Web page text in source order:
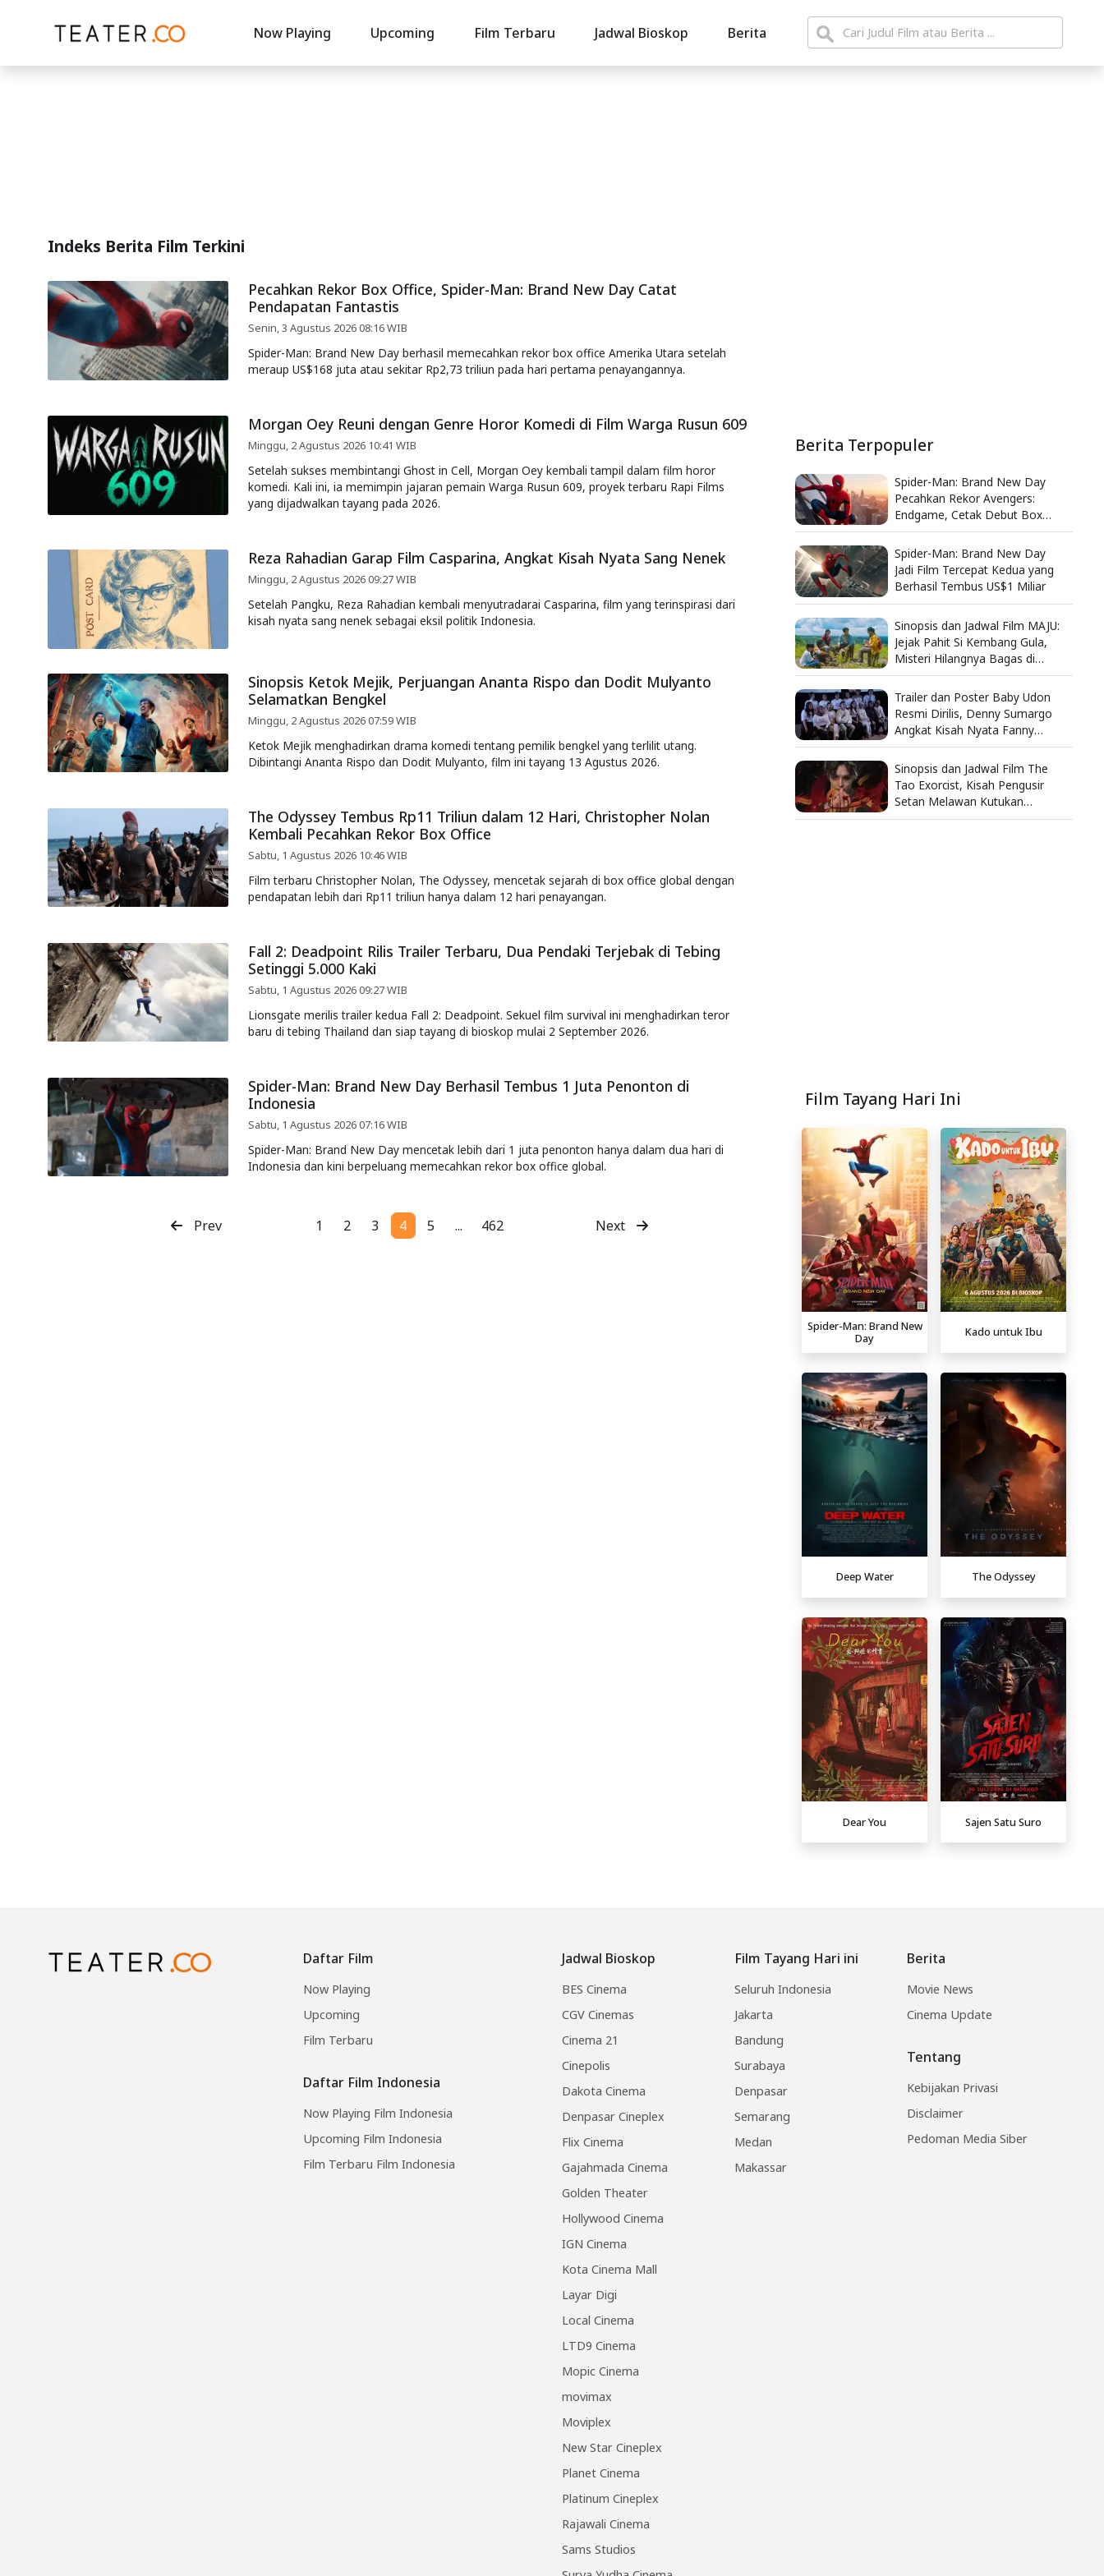
Now Playing Upcoming Film Terbaru Jadwal Bioskop Berita
Indeks Berita Film Terkini
Pecahkan Rekor Box Office, Spider-Man: Brand New Day Catat
Pendapatan Fantastis
Senin, 3 Agustus 2026 08:16 WIB
Spider-Man: Brand New Day berhasil memecahkan rekor box office Amerika Utara setelah
meraup US$168 juta atau sekitar Rp2,73 triliun pada hari pertama penayangannya.
Morgan Oey Reuni dengan Genre Horor Komedi di Film Warga Rusun 609
Minggu, 2 Agustus 2026 10:41 WIB
Setelah sukses membintangi Ghost in Cell, Morgan Oey kembali tampil dalam film horor
komedi. Kali ini, ia memimpin jajaran pemain Warga Rusun 609, proyek terbaru Rapi Films
yang dijadwalkan tayang pada 2026.
Reza Rahadian Garap Film Casparina, Angkat Kisah Nyata Sang Nenek
Minggu, 2 Agustus 2026 09:27 WIB
Setelah Pangku, Reza Rahadian kembali menyutradarai Casparina, film yang terinspirasi dari
kisah nyata sang nenek sebagai eksil politik Indonesia.
Sinopsis Ketok Mejik, Perjuangan Ananta Rispo dan Dodit Mulyanto
Selamatkan Bengkel
Minggu, 2 Agustus 2026 07:59 WIB
Ketok Mejik menghadirkan drama komedi tentang pemilik bengkel yang terlilit utang.
Dibintangi Ananta Rispo dan Dodit Mulyanto, film ini tayang 13 Agustus 2026.
The Odyssey Tembus Rp11 Triliun dalam 12 Hari, Christopher Nolan
Kembali Pecahkan Rekor Box Office
Sabtu, 1 Agustus 2026 10:46 WIB
Film terbaru Christopher Nolan, The Odyssey, mencetak sejarah di box office global dengan
pendapatan lebih dari Rp11 triliun hanya dalam 12 hari penayangan.
Fall 2: Deadpoint Rilis Trailer Terbaru, Dua Pendaki Terjebak di Tebing
Setinggi 5.000 Kaki
Sabtu, 1 Agustus 2026 09:27 WIB
Lionsgate merilis trailer kedua Fall 2: Deadpoint. Sekuel film survival ini menghadirkan teror
baru di tebing Thailand dan siap tayang di bioskop mulai 2 September 2026.
Spider-Man: Brand New Day Berhasil Tembus 1 Juta Penonton di
Indonesia
Sabtu, 1 Agustus 2026 07:16 WIB
Spider-Man: Brand New Day mencetak lebih dari 1 juta penonton hanya dalam dua hari di
Indonesia dan kini berpeluang memecahkan rekor box office global.
Prev 1 2 3 4 5 ... 462 Next
Berita Terpopuler
Spider-Man: Brand New Day
Pecahkan Rekor Avengers:
Endgame, Cetak Debut Box
Office Terbesar Sepanjang
Sejarah
Spider-Man: Brand New Day
Jadi Film Tercepat Kedua yang
Berhasil Tembus US$1 Miliar
Sinopsis dan Jadwal Film MAJU:
Jejak Pahit Si Kembang Gula,
Misteri Hilangnya Bagas di
Lokasi Jambore
Trailer dan Poster Baby Udon
Resmi Dirilis, Denny Sumargo
Angkat Kisah Nyata Fanny
Kondoh
Sinopsis dan Jadwal Film The
Tao Exorcist, Kisah Pengusir
Setan Melawan Kutukan
Mematikan
Film Tayang Hari Ini
Spider-Man: Brand New
Day
Kado untuk Ibu
Deep Water The Odyssey
Dear You Sajen Satu Suro
Daftar Film
Now Playing
Upcoming
Film Terbaru
Daftar Film Indonesia
Now Playing Film Indonesia
Upcoming Film Indonesia
Film Terbaru Film Indonesia
Jadwal Bioskop
BES Cinema
CGV Cinemas
Cinema 21
Cinepolis
Dakota Cinema
Denpasar Cineplex
Flix Cinema
Gajahmada Cinema
Golden Theater
Hollywood Cinema
IGN Cinema
Kota Cinema Mall
Layar Digi
Local Cinema
LTD9 Cinema
Mopic Cinema
movimax
Moviplex
New Star Cineplex
Planet Cinema
Platinum Cineplex
Rajawali Cinema
Sams Studios
Film Tayang Hari ini
Seluruh Indonesia
Jakarta
Bandung
Surabaya
Denpasar
Semarang
Medan
Makassar
Berita
Movie News
Cinema Update
Tentang
Kebijakan Privasi
Disclaimer
Pedoman Media Siber